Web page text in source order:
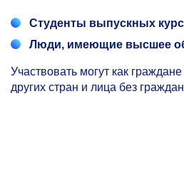
Студенты выпускных
Люди, имеющие высшее
Участвовать могут как
других стран и лица без